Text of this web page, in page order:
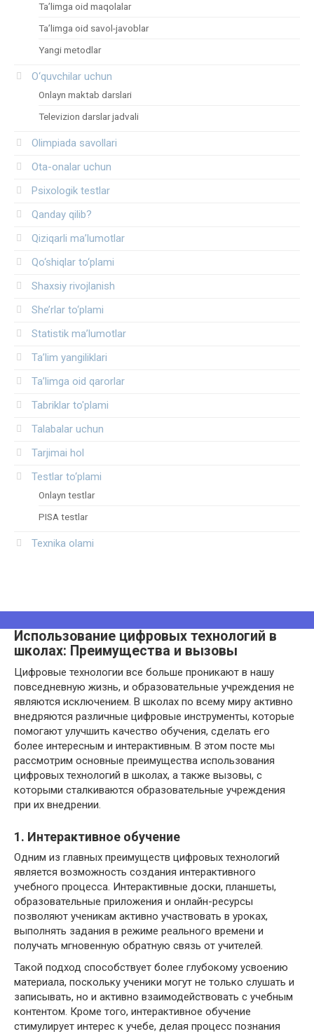
Ta’limga oid maqolalar
Ta’limga oid savol-javoblar
Yangi metodlar
O‘quvchilar uchun
Onlayn maktab darslari
Televizion darslar jadvali
Olimpiada savollari
Ota-onalar uchun
Psixologik testlar
Qanday qilib?
Qiziqarli ma’lumotlar
Qo‘shiqlar to‘plami
Shaxsiy rivojlanish
She’rlar to‘plami
Statistik ma’lumotlar
Ta’lim yangiliklari
Ta’limga oid qarorlar
Tabriklar to'plami
Talabalar uchun
Tarjimai hol
Testlar to‘plami
Onlayn testlar
PISA testlar
Texnika olami
Использование цифровых технологий в
школах: Преимущества и вызовы
Цифровые технологии все больше проникают в нашу
повседневную жизнь, и образовательные учреждения не
являются исключением. В школах по всему миру активно
внедряются различные цифровые инструменты, которые
помогают улучшить качество обучения, сделать его
более интересным и интерактивным. В этом посте мы
рассмотрим основные преимущества использования
цифровых технологий в школах, а также вызовы, с
которыми сталкиваются образовательные учреждения
при их внедрении.
1. Интерактивное обучение
Одним из главных преимуществ цифровых технологий
является возможность создания интерактивного
учебного процесса. Интерактивные доски, планшеты,
образовательные приложения и онлайн-ресурсы
позволяют ученикам активно участвовать в уроках,
выполнять задания в режиме реального времени и
получать мгновенную обратную связь от учителей.
Такой подход способствует более глубокому усвоению
материала, поскольку ученики могут не только слушать и
записывать, но и активно взаимодействовать с учебным
контентом. Кроме того, интерактивное обучение
стимулирует интерес к учебе, делая процесс познания